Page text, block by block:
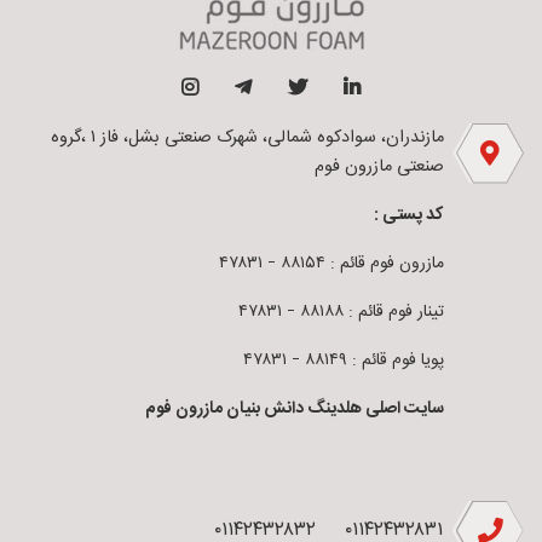
مازندران، سوادکوه شمالی، شهرک صنعتی بشل، فاز ۱ ،گروه
صنعتی مازرون فوم
کد پستی :
مازرون فوم قائم : ۸۸۱۵۴ – ۴۷۸۳۱
تینار فوم قائم : ۸۸۱۸۸ – ۴۷۸۳۱
پویا فوم قائم : ۸۸۱۴۹ – ۴۷۸۳۱
سایت اصلی هلدینگ دانش بنیان مازرون فوم
۰۱۱۴۲۴۳۲۸۳۱ ۰۱۱۴۲۴۳۲۸۳۲